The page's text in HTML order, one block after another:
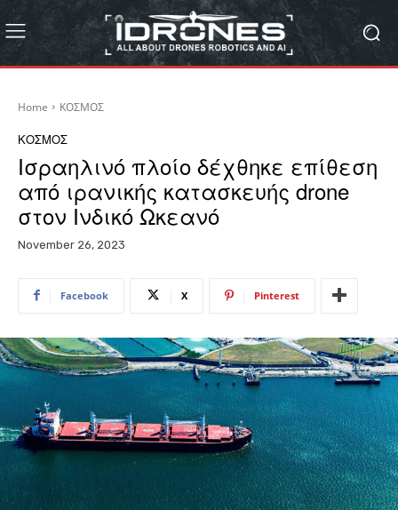
Home ΚΟΣΜΟΣ
ΚΟΣΜΟΣ
Ισραηλινό πλοίο δέχθηκε επίθεση
από ιρανικής κατασκευής drone
στον Ινδικό Ωκεανό
November 26, 2023
Facebook X Pinterest